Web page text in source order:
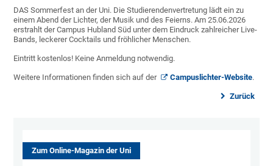
DAS Sommerfest an der Uni. Die Studierendenvertretung lädt ein zu
einem Abend der Lichter, der Musik und des Feierns. Am 25.06.2026
erstrahlt der Campus Hubland Süd unter dem Eindruck zahlreicher Live-
Bands, leckerer Cocktails und fröhlicher Menschen.
Eintritt kostenlos! Keine Anmeldung notwendig.
Weitere Informationen finden sich auf der Campuslichter-Website.
Zurück
Zum Online-Magazin der Uni